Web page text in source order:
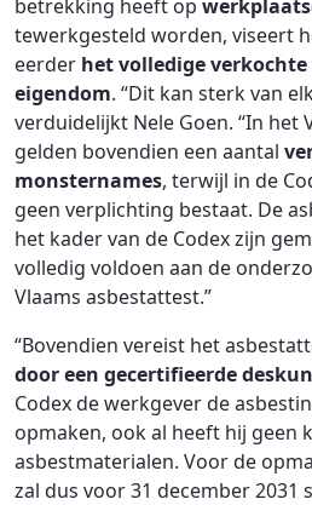
betrekking heeft op
tewerkgesteld worden, viseert
eerder het volledige
eigendom. “Dit kan sterk van
verduidelijkt Nele Goen. “In het
gelden bovendien een aantal
monsternames, terwijl in de
geen verplichting bestaat. De
het kader van de Codex zijn
volledig voldoen aan de
Vlaams asbestattest.”
“Bovendien vereist het
door een gecertifieerde
Codex de werkgever de
opmaken, ook al heeft hij geen
asbestmaterialen. Voor de
zal dus voor 31 december 2031